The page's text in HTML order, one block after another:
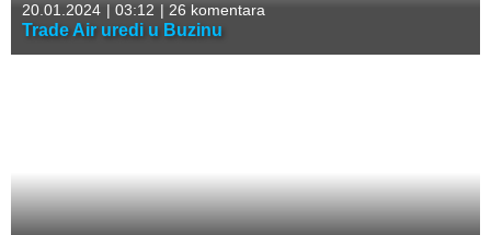
20.01.2024 | 03:12 | 26 komentara
Trade Air uredi u Buzinu